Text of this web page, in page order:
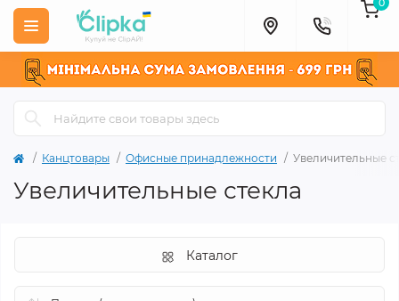
Канцтовары Офисные принадлежности Увеличительные
Увеличительные стекла
Каталог